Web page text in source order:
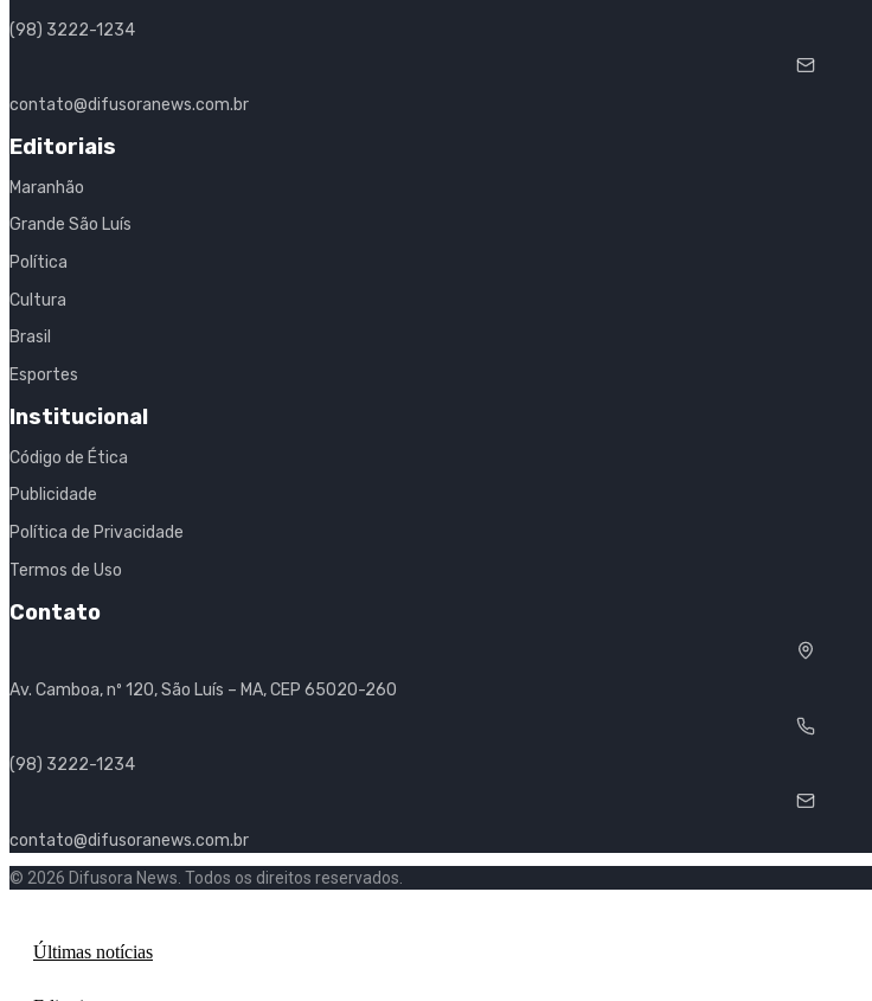
(98) 3222-1234
contato@difusoranews.com.br
Editoriais
Maranhão
Grande São Luís
Política
Cultura
Brasil
Esportes
Institucional
Código de Ética
Publicidade
Política de Privacidade
Termos de Uso
Contato
Av. Camboa, nº 120, São Luís – MA, CEP 65020-260
(98) 3222-1234
contato@difusoranews.com.br
© 2026 Difusora News. Todos os direitos reservados.
Últimas notícias